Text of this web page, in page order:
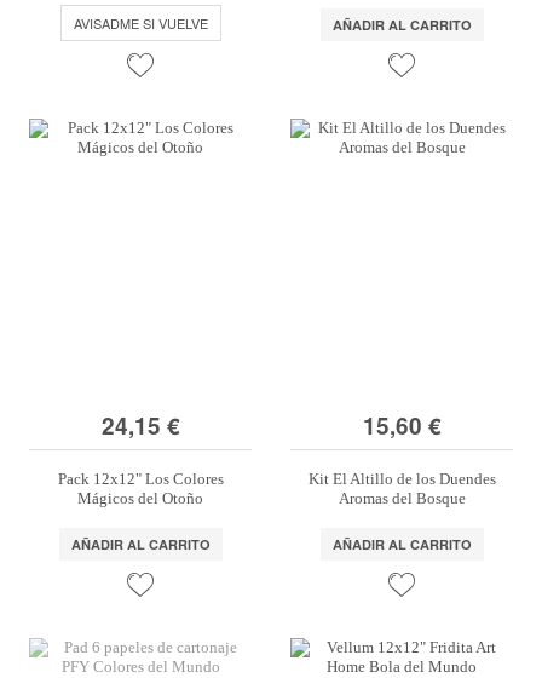
AVISADME SI VUELVE AÑADIR AL CARRITO
24,15 €
Pack 12x12" Los Colores
Mágicos del Otoño
AÑADIR AL CARRITO
15,60 €
Kit El Altillo de los Duendes
Aromas del Bosque
AÑADIR AL CARRITO